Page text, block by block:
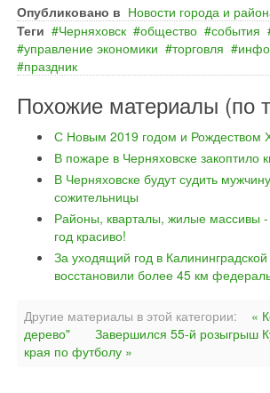
Опубликовано в Новости города и
Теги
Черняховск общество события
управление экономики
торговля
праздник
Похожие материалы (по
С Новым 2019 годом и Рождеством
В пожаре в Черняховске закоптило
В Черняховске будут судить
сожительницы
Районы, кварталы, жилые массивы
год красиво!
За уходящий год в Калининградской
восстановили более 45 км
Другие материалы в этой категории:
«
дерево"
Завершился 55-й розыгрыш
края по футболу »